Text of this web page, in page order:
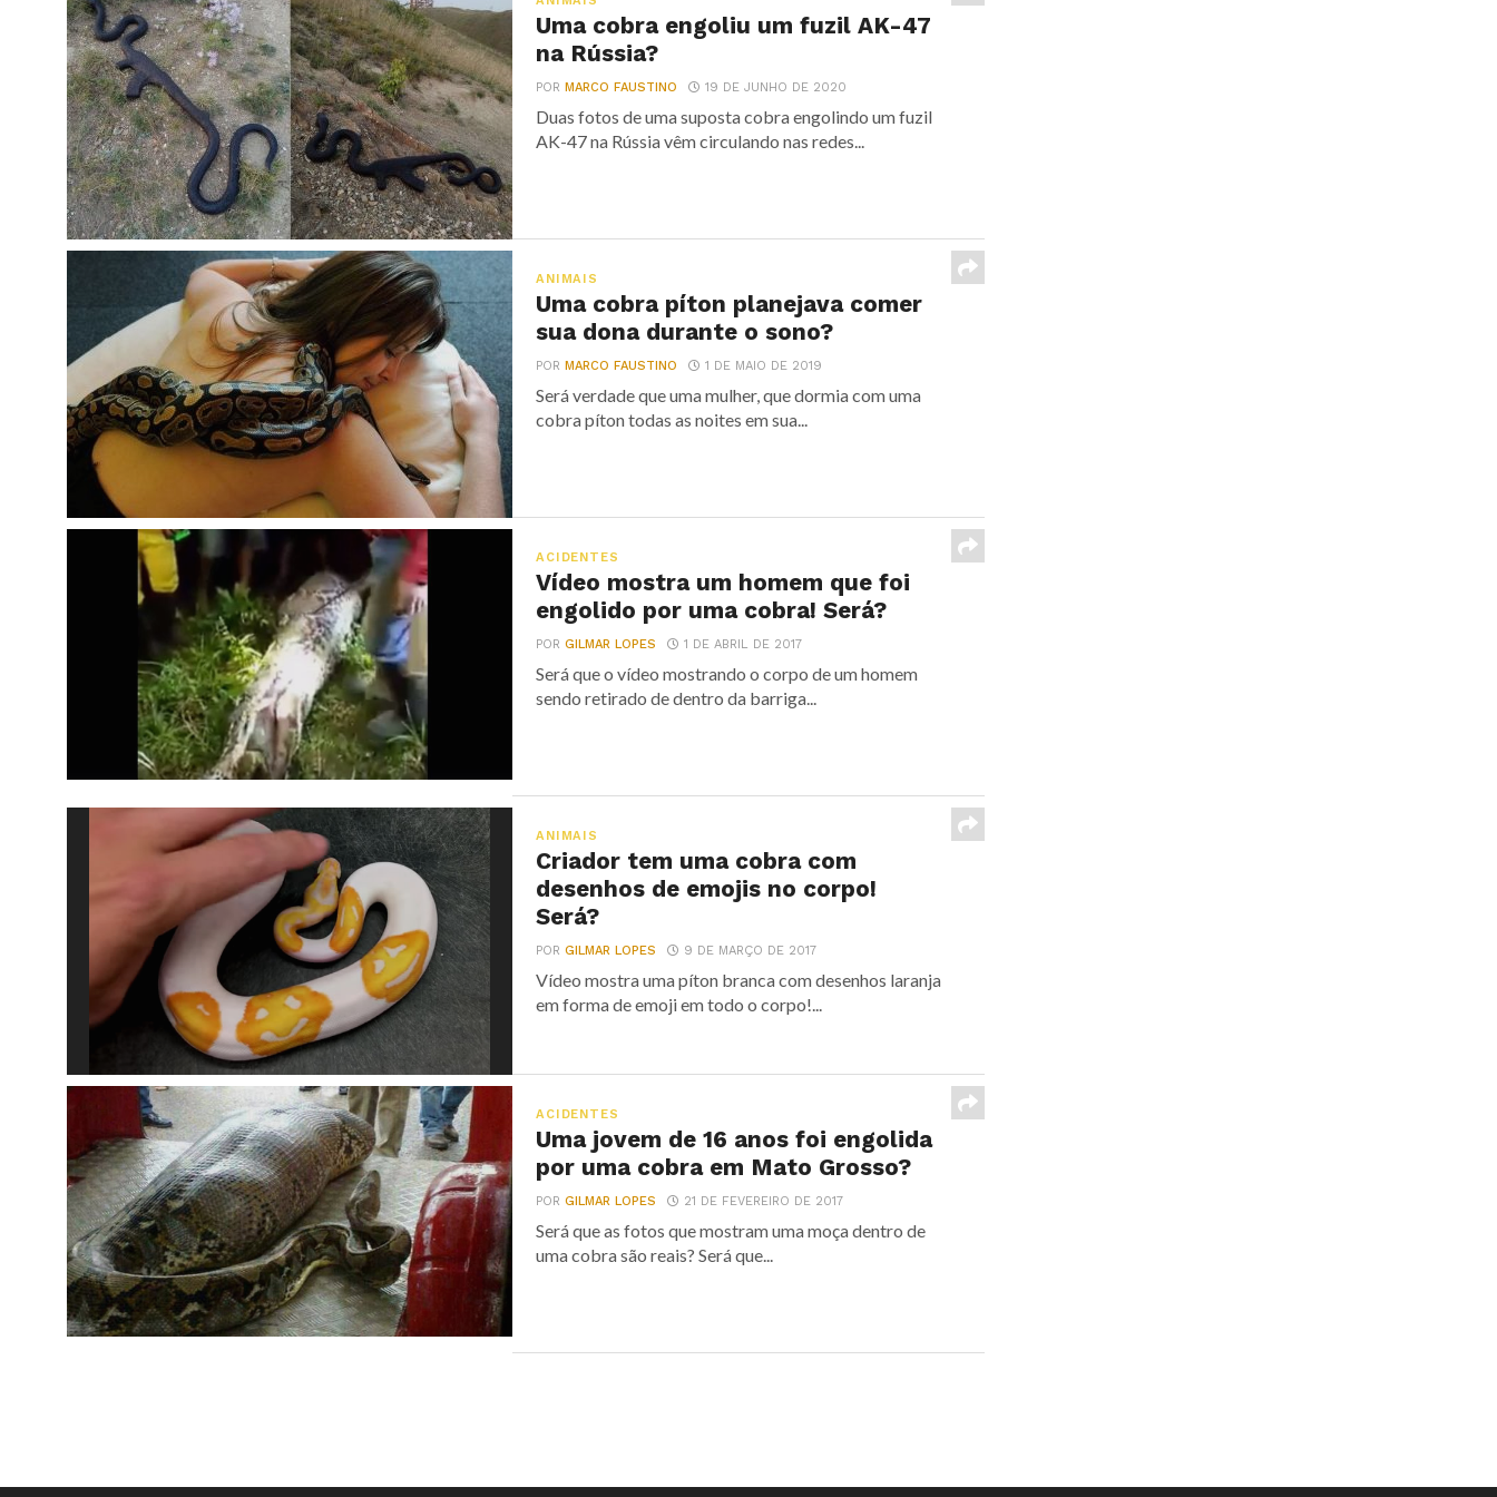
Uma cobra engoliu um fuzil AK-47
na Rússia?
PORMARCO FAUSTINO 19 DE JUNHO DE 2020
Duas fotos de uma suposta cobra engolindo um fuzil
AK-47 na Rússia vêm circulando nas redes...
ANIMAIS
Uma cobra píton planejava comer
sua dona durante o sono?
PORMARCO FAUSTINO 1 DE MAIO DE 2019
Será verdade que uma mulher, que dormia com uma
cobra píton todas as noites em sua...
ACIDENTES
Vídeo mostra um homem que foi
engolido por uma cobra! Será?
PORGILMAR LOPES 1 DE ABRIL DE 2017
Será que o vídeo mostrando o corpo de um homem
sendo retirado de dentro da barriga...
ANIMAIS
Criador tem uma cobra com
desenhos de emojis no corpo!
Será?
PORGILMAR LOPES 9 DE MARÇO DE 2017
Vídeo mostra uma píton branca com desenhos laranja
em forma de emoji em todo o corpo!...
ACIDENTES
Uma jovem de 16 anos foi engolida
por uma cobra em Mato Grosso?
PORGILMAR LOPES 21 DE FEVEREIRO DE 2017
Será que as fotos que mostram uma moça dentro de
uma cobra são reais? Será que...